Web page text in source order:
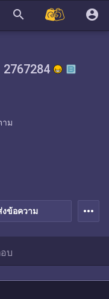
search account_circle
าม
งข้อความ more_horiz
บ